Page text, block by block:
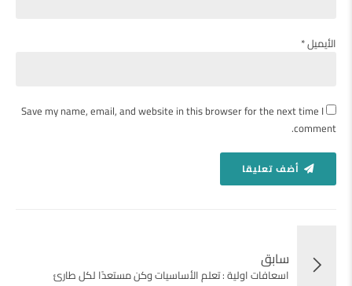
الأيميل *
Save my name, email, and website in this browser for the next time I
comment.
أضف تعليقا
سابق
اسعافات اولية : تعلم الأساسيات وكن مستعدًا لكل طارئ